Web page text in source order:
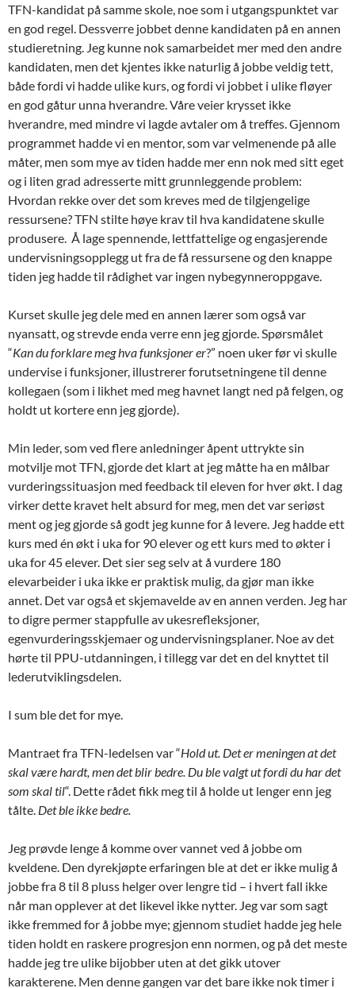
TFN-kandidat på samme skole, noe som i utgangspunktet var
en god regel. Dessverre jobbet denne kandidaten på en annen
studieretning. Jeg kunne nok samarbeidet mer med den andre
kandidaten, men det kjentes ikke naturlig å jobbe veldig tett,
både fordi vi hadde ulike kurs, og fordi vi jobbet i ulike fløyer
en god gåtur unna hverandre. Våre veier krysset ikke
hverandre, med mindre vi lagde avtaler om å treffes. Gjennom
programmet hadde vi en mentor, som var velmenende på alle
måter, men som mye av tiden hadde mer enn nok med sitt eget
og i liten grad adresserte mitt grunnleggende problem:
Hvordan rekke over det som kreves med de tilgjengelige
ressursene? TFN stilte høye krav til hva kandidatene skulle
produsere. Å lage spennende, lettfattelige og engasjerende
undervisningsopplegg ut fra de få ressursene og den knappe
tiden jeg hadde til rådighet var ingen nybegynneroppgave.
Kurset skulle jeg dele med en annen lærer som også var
nyansatt, og strevde enda verre enn jeg gjorde. Spørsmålet
“Kan du forklare meg hva funksjoner er?” noen uker før vi skulle
undervise i funksjoner, illustrerer forutsetningene til denne
kollegaen (som i likhet med meg havnet langt ned på felgen, og
holdt ut kortere enn jeg gjorde).
Min leder, som ved flere anledninger åpent uttrykte sin
motvilje mot TFN, gjorde det klart at jeg måtte ha en målbar
vurderingssituasjon med feedback til eleven for hver økt. I dag
virker dette kravet helt absurd for meg, men det var seriøst
ment og jeg gjorde så godt jeg kunne for å levere. Jeg hadde ett
kurs med én økt i uka for 90 elever og ett kurs med to økter i
uka for 45 elever. Det sier seg selv at å vurdere 180
elevarbeider i uka ikke er praktisk mulig, da gjør man ikke
annet. Det var også et skjemavelde av en annen verden. Jeg har
to digre permer stappfulle av ukesrefleksjoner,
egenvurderingsskjemaer og undervisningsplaner. Noe av det
hørte til PPU-utdanningen, i tillegg var det en del knyttet til
lederutviklingsdelen.
I sum ble det for mye.
Mantraet fra TFN-ledelsen var “Hold ut. Det er meningen at det
skal være hardt, men det blir bedre. Du ble valgt ut fordi du har det
som skal til“. Dette rådet fikk meg til å holde ut lenger enn jeg
tålte. Det ble ikke bedre.
Jeg prøvde lenge å komme over vannet ved å jobbe om
kveldene. Den dyrekjøpte erfaringen ble at det er ikke mulig å
jobbe fra 8 til 8 pluss helger over lengre tid – i hvert fall ikke
når man opplever at det likevel ikke nytter. Jeg var som sagt
ikke fremmed for å jobbe mye; gjennom studiet hadde jeg hele
tiden holdt en raskere progresjon enn normen, og på det meste
hadde jeg tre ulike bijobber uten at det gikk utover
karakterene. Men denne gangen var det bare ikke nok timer i